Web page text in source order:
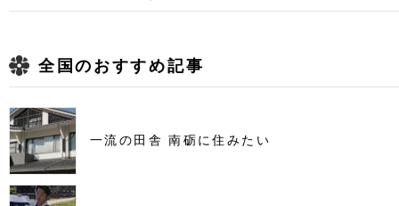
全国のおすすめ記事
一流の田舎 南砺に住みたい